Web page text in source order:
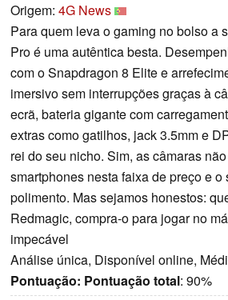
Origem: 4G News
Para quem leva o gaming no bolso a
Pro é uma autêntica besta.
com o Snapdragon 8 Elite e
imersivo sem interrupções graças à
ecrã, bateria gigante com
extras como gatilhos, jack 3.5mm e
rei do seu nicho. Sim, as câmaras
smartphones nesta faixa de preço e
polimento. Mas sejamos honestos:
Redmagic, compra-o para jogar no
impecável
Análise única, Disponível online,
Pontuação: Pontuação total: 90%